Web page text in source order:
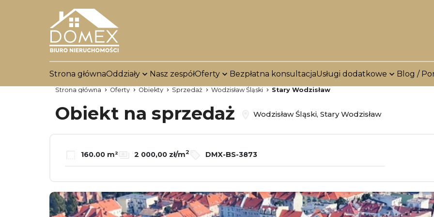
Strona głównaOddziały Nasz zespółOferty Bezpłatna konsultacjaUsługi dodatkowe Blog /
Strona główna Oferty Obiekty Sprzedaż Wodzisław Śląski Stary Wodzisław
Obiekt na sprzedaż Wodzisław Śląski, Stary Wodzisław
160.00 m² 2 000,00 zł/m2 DMX-BS-3873